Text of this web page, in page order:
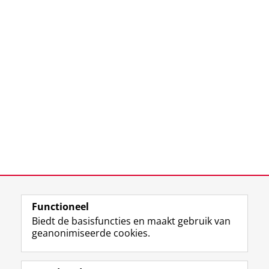
Volg de RUG
F
a
L
i
R
S
I
n
Y
o
Functioneel
Biedt de basisfuncties en maakt gebruik van
geanonimiseerde cookies.